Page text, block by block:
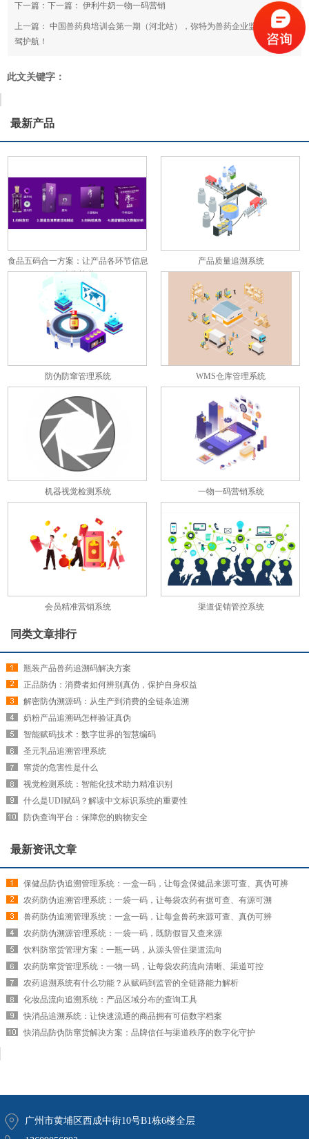
下一篇：下一篇：伊利牛奶一物一码营销
上一篇：中国兽药典培训会第一期（河北站），弥特为兽药企业监管合规保
驾护航！
此文关键字：
最新产品
食品五码合一方案：让产品各环节信息
彼此关联
产品质量追溯系统
防伪防窜管理系统 WMS仓库管理系统
机器视觉检测系统 一物一码营销系统
会员精准营销系统 渠道促销管控系统
同类文章排行
瓶装产品兽药追溯码解决方案
正品防伪：消费者如何辨别真伪，保护自身权益
解密防伪溯源码：从生产到消费的全链条追溯
奶粉产品追溯码怎样验证真伪
智能赋码技术：数字世界的智慧编码
圣元乳品追溯管理系统
窜货的危害性是什么
视觉检测系统：智能化技术助力精准识别
什么是UDI赋码？解读中文标识系统的重要性
防伪查询平台：保障您的购物安全
最新资讯文章
保健品防伪追溯管理系统：一盒一码，让每盒保健品来源可查、真伪可辨
农药防伪追溯管理系统：一袋一码，让每袋农药有据可查、有源可溯
兽药防伪追溯管理系统：一盒一码，让每盒兽药来源可查、真伪可辨
农药防伪溯源管理系统：一袋一码，既防假冒又查来源
饮料防窜货管理方案：一瓶一码，从源头管住渠道流向
农药防窜货管理系统：一物一码，让每袋农药流向清晰、渠道可控
农药追溯系统有什么功能？从赋码到监管的全链路能力解析
化妆品流向追溯系统：产品区域分布的查询工具
快消品追溯系统：让快速流通的商品拥有可信数字档案
快消品防伪防窜货解决方案：品牌信任与渠道秩序的数字化守护
广州市黄埔区西成中街10号B1栋6楼全层